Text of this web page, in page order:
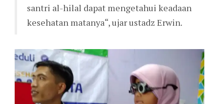
santri al-hilal dapat mengetahui keadaan
kesehatan matanya“, ujar ustadz Erwin.